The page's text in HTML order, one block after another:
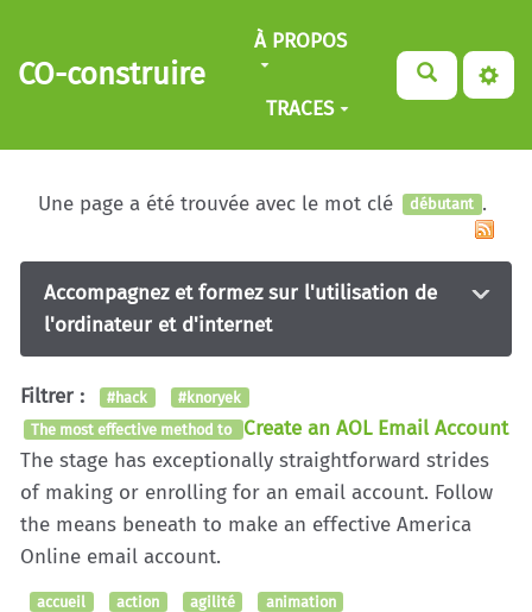
Aller au contenu principal
CO-construire
À PROPOS
TRACES
Une page a été trouvée avec le mot clé débutant .
Accompagnez et formez sur l'utilisation de
l'ordinateur et d'internet
Filtrer : #hack
#knoryek
The most effective method to Create an AOL Email Account
The stage has exceptionally straightforward strides
of making or enrolling for an email account. Follow
the means beneath to make an effective America
Online email account.
accueil action agilité
animation